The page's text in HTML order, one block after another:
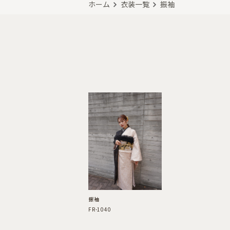
ホーム 衣装一覧 振袖
振袖
FR-1040